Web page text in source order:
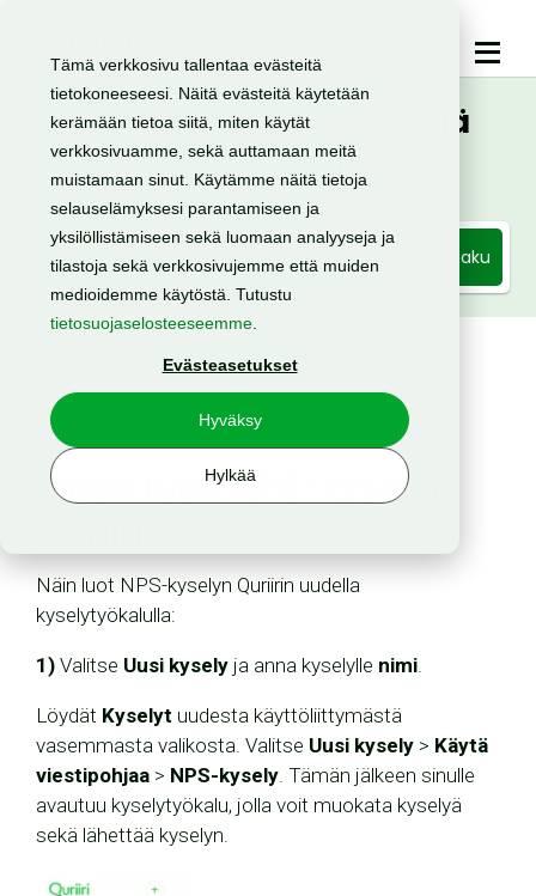
Tämä verkkosivu tallentaa evästeitä
tietokoneeseesi. Näitä evästeitä käytetään
kerämään tietoa siitä, miten käytät
verkkosivuamme, sekä auttamaan meitä
muistamaan sinut. Käytämme näitä tietoja
selauselämyksesi parantamiseen ja
yksilöllistämiseen sekä luomaan analyyseja ja
tilastoja sekä verkkosivujemme että muiden
medioidemme käytöstä. Tutustu
tietosuojaselosteeseemme
Evästeasetukset
Hyväksy
Hylkää
Ohjeita ja usein kysyttyjä
kysymyksiä
Haku
< Takaisin tukisivulle
Miten luon NPS-kyselyn
Näin luot NPS-kyselyn Quriirin uudella
kyselytyökalulla:
1) Valitse Uusi kysely ja anna kyselylle nimi.
Löydät Kyselyt uudesta käyttöliittymästä
vasemmasta valikosta. Valitse Uusi kysely > Käytä
viestipohjaa > NPS-kysely. Tämän jälkeen sinulle
avautuu kyselytyökalu, jolla voit muokata kyselyä
sekä lähettää kyselyn.